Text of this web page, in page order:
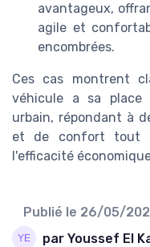
avantageux,
agile et
encombrées.
Ces cas montrent
véhicule a sa place
urbain, répondant à
et de confort tout
l'efficacité
Publié le 26/05/
par Youssef El